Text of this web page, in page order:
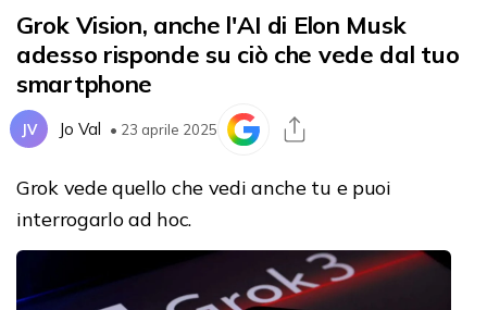
Grok Vision, anche l'AI di Elon Musk
adesso risponde su ciò che vede dal tuo
smartphone
JV Jo Val • 23 aprile 2025
Grok vede quello che vedi anche tu e puoi
interrogarlo ad hoc.